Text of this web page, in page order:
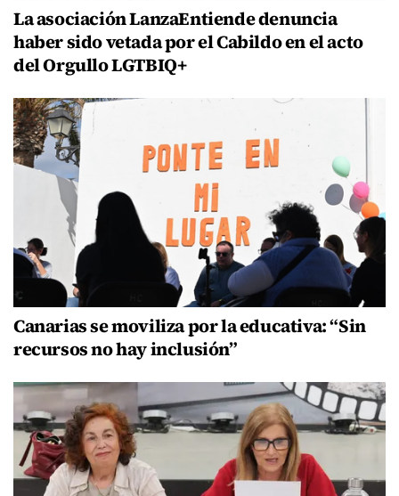
La asociación LanzaEntiende denuncia
haber sido vetada por el Cabildo en el acto
del Orgullo LGTBIQ+
Canarias se moviliza por la educativa: “Sin
recursos no hay inclusión”